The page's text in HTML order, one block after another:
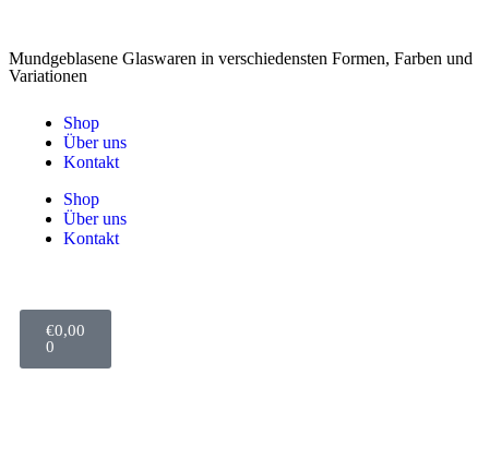
Mundgeblasene Glaswaren in verschiedensten Formen, Farben und
Variationen
Shop
Über uns
Kontakt
Shop
Über uns
Kontakt
€0,00
0